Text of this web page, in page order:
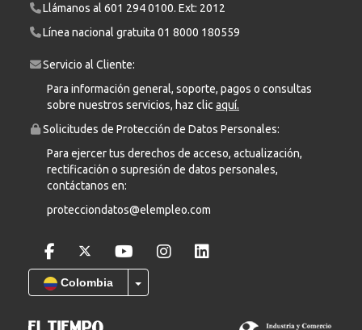
Llámanos al 601 294 0100. Ext: 2012
Línea nacional gratuita 01 8000 180559
Servicio al Cliente:
Para información general, soporte, pagos o consultas
sobre nuestros servicios, haz clicaquí.
Solicitudes de Protección de Datos Personales:
Para ejercer tus derechos de acceso, actualización,
rectificación o supresión de datos personales,
contáctanos en:
protecciondatos@elempleo.com
Colombia